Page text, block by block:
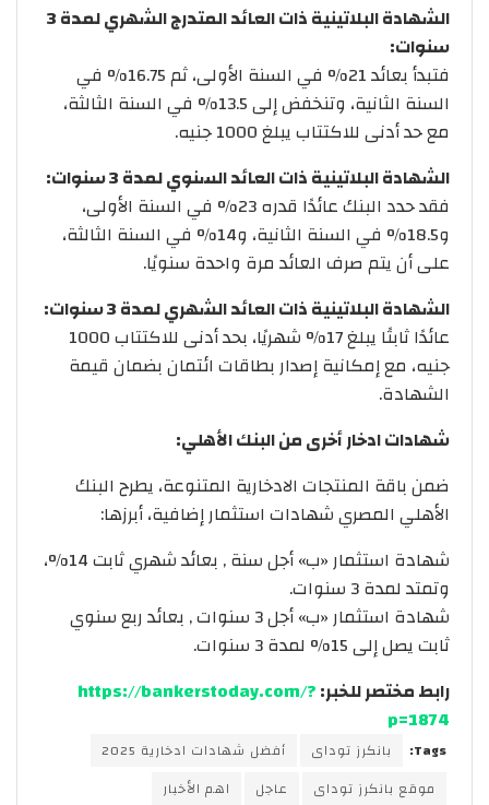
الشهادة البلاتينية ذات العائد المتدرج الشهري لمدة 3
سنوات:
فتبدأ بعائد 21% في السنة الأولى، ثم 16.75% في
السنة الثانية، وتنخفض إلى 13.5% في السنة الثالثة،
مع حد أدنى للاكتتاب يبلغ 1000 جنيه.
الشهادة البلاتينية ذات العائد السنوي لمدة 3 سنوات:
فقد حدد البنك عائدًا قدره 23% في السنة الأولى،
و18.5% في السنة الثانية، و14% في السنة الثالثة،
على أن يتم صرف العائد مرة واحدة سنويًا.
الشهادة البلاتينية ذات العائد الشهري لمدة 3 سنوات:
عائدًا ثابتًا يبلغ 17% شهريًا، بحد أدنى للاكتتاب 1000
جنيه، مع إمكانية إصدار بطاقات ائتمان بضمان قيمة
الشهادة.
شهادات ادخار أخرى من البنك الأهلي:
ضمن باقة المنتجات الادخارية المتنوعة، يطرح البنك
الأهلي المصري شهادات استثمار إضافية، أبرزها:
شهادة استثمار «ب» أجل سنة , بعائد شهري ثابت 14%،
وتمتد لمدة 3 سنوات.
شهادة استثمار «ب» أجل 3 سنوات , بعائد ربع سنوي
ثابت يصل إلى 15% لمدة 3 سنوات.
رابط مختصر للخبر:https://bankerstoday.com/?
p=1874
Tags: بانكرز توداى
أفضل شهادات ادخارية 2025
موقع بانكرز توداى
عاجل
اهم الأخبار